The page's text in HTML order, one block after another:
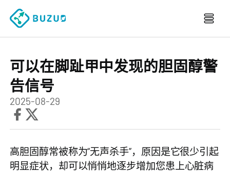
可以在脚趾甲中发现的胆固醇警
告信号
2025-08-29
高胆固醇常被称为“无声杀手”，原因是它很少引起
明显症状，却可以悄悄地逐步增加您患上心脏病